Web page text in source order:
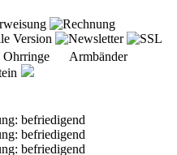
Armbänder